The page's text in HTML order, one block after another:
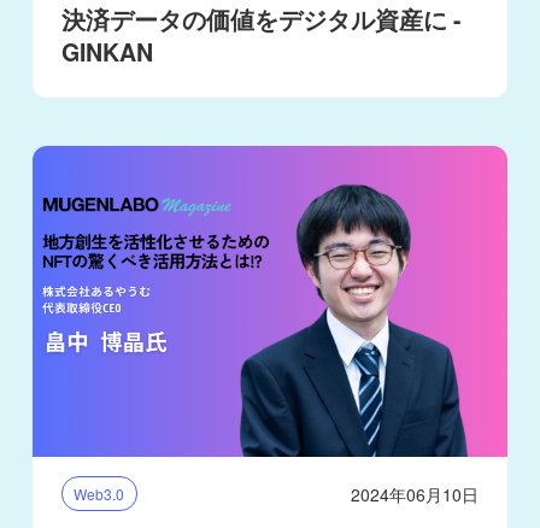
決済データの価値をデジタル資産に -
GINKAN
Web3.0 2024年06月10日